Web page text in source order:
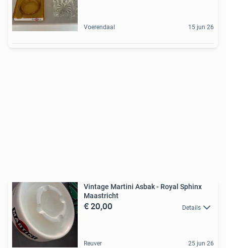
Voerendaal 15 jun 26
Vintage Martini Asbak - Royal Sphinx
Maastricht
€ 20,00 Details
Reuver 25 jun 26